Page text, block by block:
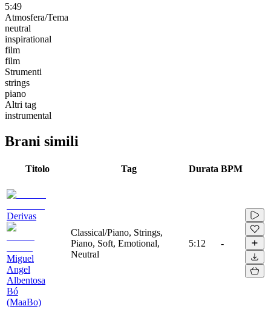
5:49
Atmosfera/Tema
neutral
inspirational
film
film
Strumenti
strings
piano
Altri tag
instrumental
Brani simili
Titolo Tag Durata BPM
Derivas
Miguel
Angel
Albentosa
Bó
(MaaBo)
Classical/Piano, Strings,
Piano, Soft, Emotional,
Neutral
5:12 -